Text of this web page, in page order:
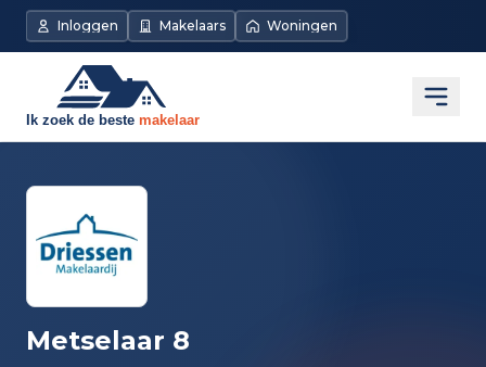
Direct naar de inhoud
Inloggen Makelaars Woningen
Metselaar 8